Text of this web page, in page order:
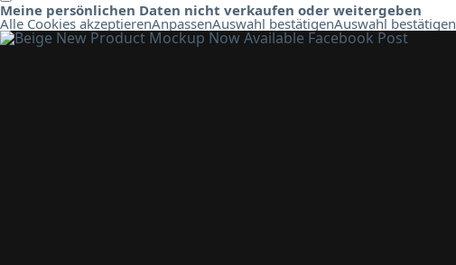
Meine persönlichen Daten nicht verkaufen oder weitergeben
Alle Cookies akzeptierenAnpassenAuswahl bestätigenAuswahl bestätigen